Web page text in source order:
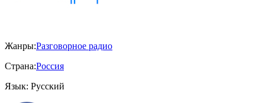
Жанры:Разговорное радио
Страна:Россия
Язык: Русский